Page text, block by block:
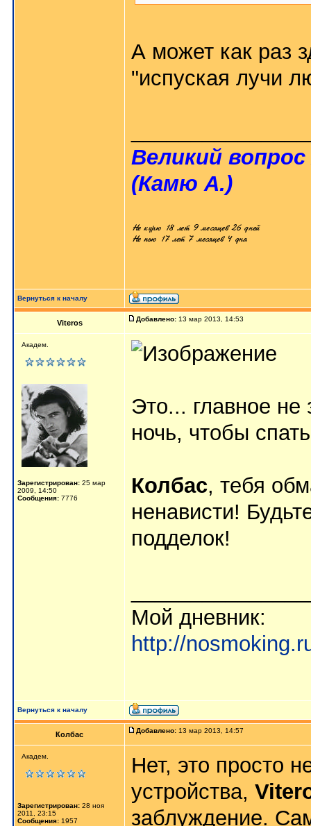
А может как раз
"испуская лучи
Великий
(Камю А.)
Вернуться к началу
Viteros Добавлено: 13 мар 2013, 14:53
Академ.
Зарегистрирован: 25 мар
2009, 14:50
Сообщения: 7776
Это... главное не
ночь, чтобы
Колбас, тебя
ненависти!
подделок!
Мой дневник:
http://
Вернуться к началу
Колбас Добавлено: 13 мар 2013, 14:57
Академ.
Зарегистрирован: 28 ноя
2011, 23:15
Сообщения: 1957
Нет, это просто
устройства,
заблуждение.